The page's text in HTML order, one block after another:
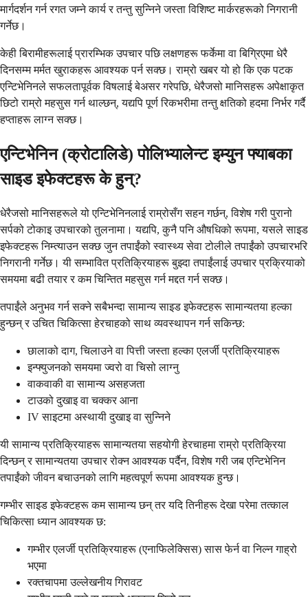
मार्गदर्शन गर्न रगत जम्ने कार्य र तन्तु सुन्निने जस्ता विशिष्ट मार्करहरूको निगरानी
गर्नेछ।
केही बिरामीहरूलाई प्रारम्भिक उपचार पछि लक्षणहरू फर्केमा वा बिग्रिएमा धेरै
दिनसम्म मर्मत खुराकहरू आवश्यक पर्न सक्छ। राम्रो खबर यो हो कि एक पटक
एन्टिभेनिनले सफलतापूर्वक विषलाई बेअसर गरेपछि, धेरैजसो मानिसहरू अपेक्षाकृत
छिटो राम्रो महसुस गर्न थाल्छन्, यद्यपि पूर्ण रिकभरीमा तन्तु क्षतिको हदमा निर्भर गर्दै
हप्ताहरू लाग्न सक्छ।
एन्टिभेनिन (क्रोटालिडे) पोलिभ्यालेन्ट इम्युन फ्याबका
साइड इफेक्टहरू के हुन्?
धेरैजसो मानिसहरूले यो एन्टिभेनिनलाई राम्रोसँग सहन गर्छन्, विशेष गरी पुरानो
सर्पको टोकाइ उपचारको तुलनामा। यद्यपि, कुनै पनि औषधिको रूपमा, यसले साइड
इफेक्टहरू निम्त्याउन सक्छ जुन तपाईंको स्वास्थ्य सेवा टोलीले तपाईंको उपचारभरि
निगरानी गर्नेछ। यी सम्भावित प्रतिक्रियाहरू बुझ्दा तपाईंलाई उपचार प्रक्रियाको
समयमा बढी तयार र कम चिन्तित महसुस गर्न मद्दत गर्न सक्छ।
तपाईंले अनुभव गर्न सक्ने सबैभन्दा सामान्य साइड इफेक्टहरू सामान्यतया हल्का
हुन्छन् र उचित चिकित्सा हेरचाहको साथ व्यवस्थापन गर्न सकिन्छ:
छालाको दाग, चिलाउने वा पित्ती जस्ता हल्का एलर्जी प्रतिक्रियाहरू
इन्फ्युजनको समयमा ज्वरो वा चिसो लाग्नु
वाकवाकी वा सामान्य असहजता
टाउको दुखाइ वा चक्कर आना
IV साइटमा अस्थायी दुखाइ वा सुन्निने
यी सामान्य प्रतिक्रियाहरू सामान्यतया सहयोगी हेरचाहमा राम्रो प्रतिक्रिया
दिन्छन् र सामान्यतया उपचार रोक्न आवश्यक पर्दैन, विशेष गरी जब एन्टिभेनिन
तपाईंको जीवन बचाउनको लागि महत्वपूर्ण रूपमा आवश्यक हुन्छ।
गम्भीर साइड इफेक्टहरू कम सामान्य छन् तर यदि तिनीहरू देखा परेमा तत्काल
चिकित्सा ध्यान आवश्यक छ:
गम्भीर एलर्जी प्रतिक्रियाहरू (एनाफिलेक्सिस) सास फेर्न वा निल्न गाह्रो
भएमा
रक्तचापमा उल्लेखनीय गिरावट